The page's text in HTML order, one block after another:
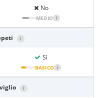
No
MEDIO i
i
Sì
BASICO i
i